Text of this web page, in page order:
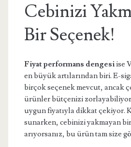
Cebinizi
Bir Seçenek!
Fiyat performans dengesiise
en büyük artılarından biri. E-
birçok seçenek mevcut, ancak
ürünler bütçenizi
uygun fiyatıyla dikkat çekiyor.
sunarken, cebinizi yakmayan
arıyorsanız, bu ürün tam size